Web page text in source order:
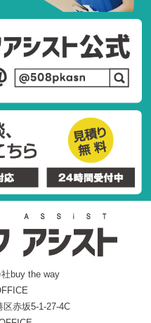
buy the way
赤坂5-1-27-4C